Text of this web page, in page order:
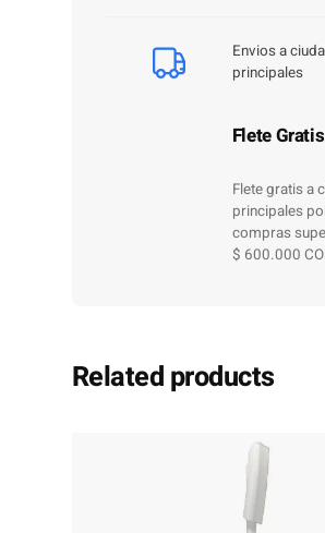
Envios a
principales
Flete Gratis
Flete gratis a
principales
compras
$ 600.000
Related products